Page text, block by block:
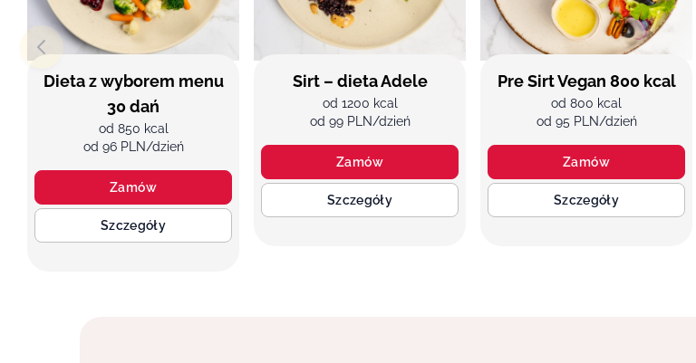
Dieta z wyborem menu
30 dań
od 850 kcal
od 96 PLN/dzień
Zamów
Szczegóły
Sirt – dieta Adele
od 1200 kcal
od 99 PLN/dzień
Zamów
Szczegóły
Pre Sirt Vegan 800 kcal
od 800 kcal
od 95 PLN/dzień
Zamów
Szczegóły